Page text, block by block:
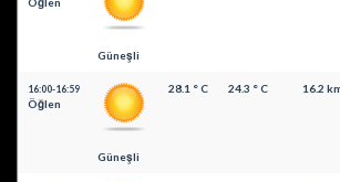
Güneşli
16:00-16:59
Öğlen
Güneşli
28.1 ° C 24.3 ° C 16.2